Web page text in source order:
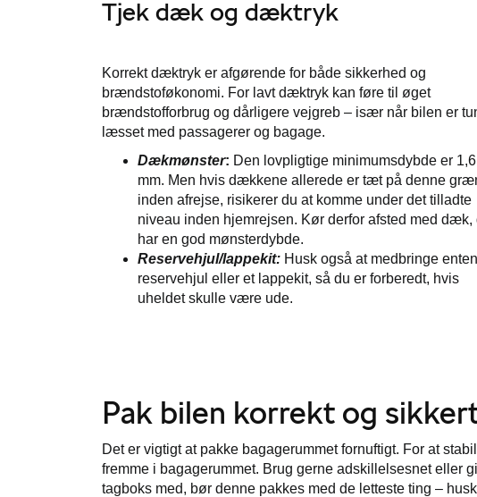
Tjek dæk og dæktryk
Korrekt dæktryk er afgørende for både sikkerhed og
brændstoføkonomi. For lavt dæktryk kan føre til øget
brændstofforbrug og dårligere vejgreb – især når bilen er
læsset med passagerer og bagage.
Dækmønster: Den lovpligtige minimumsdybde er 1,6
mm. Men hvis dækkene allerede er tæt på denne
inden afrejse, risikerer du at komme under det tilladte
niveau inden hjemrejsen. Kør derfor afsted med dæk,
har en god mønsterdybde.
Reservehjul/lappekit: Husk også at medbringe
reservehjul eller et lappekit, så du er forberedt, hvis
uheldet skulle være ude.
Pak bilen korrekt og
Det er vigtigt at pakke bagagerummet fornuftigt. For at
fremme i bagagerummet. Brug gerne adskillelsesnet eller
tagboks med, bør denne pakkes med de letteste ting –